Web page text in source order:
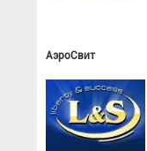
АэроСвит